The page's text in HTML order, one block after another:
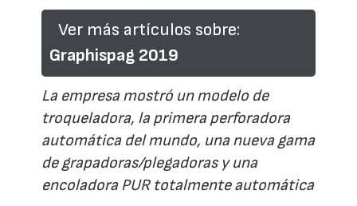
Ver más artículos sobre:
Graphispag 2019
La empresa mostró un modelo de
troqueladora, la primera perforadora
automática del mundo, una nueva gama
de grapadoras/plegadoras y una
encoladora PUR totalmente automática